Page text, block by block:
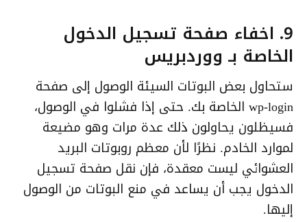
9. اخفاء صفحة تسجيل الدخول
الخاصة بـ ووردبريس
ستحاول بعض البوتات السيئة الوصول إلى صفحة
wp-login الخاصة بك. حتى إذا فشلوا في الوصول،
فسيظلون يحاولون ذلك عدة مرات وهو مضيعة
لموارد الخادم. نظرًا لأن معظم روبوتات البريد
العشوائي ليست معقدة، فإن نقل صفحة تسجيل
الدخول يجب أن يساعد في منع البوتات من الوصول
إليها.